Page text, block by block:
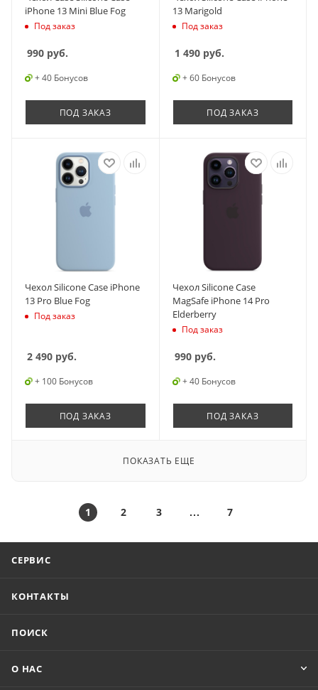
iPhone 13 Mini Blue Fog
Под заказ
990 руб.
+ 40 Бонусов
ПОД ЗАКАЗ
13 Marigold
Под заказ
1 490руб.
+ 60 Бонусов
ПОД ЗАКАЗ
Чехол Silicone Case iPhone
13 Pro Blue Fog
Под заказ
2 490 руб.
+ 100 Бонусов
ПОД ЗАКАЗ
Чехол Silicone Case
MagSafe iPhone 14 Pro
Elderberry
Под заказ
990руб.
+ 40 Бонусов
ПОД ЗАКАЗ
ПОКАЗАТЬ ЕЩЕ
1 2 3 7
СЕРВИС
КОНТАКТЫ
ПОИСК
О НАС